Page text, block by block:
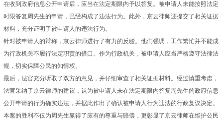
在收到政府信息公开申请后，应当在法定期限内予以答复。被申请人未能按照法定
时限答复周先生的申请，已经构成了违法行为。此外，京云律师还提交了相关证据
材料，充分证明了被申请人的违法行为。
针对被申请人的辩称，京云律师进行了有力的反驳。他们强调，工作繁忙并不能成
为行政机关不履行法定职责的借口。作为行政机关，被申请人应当严格遵守法律法
规，切实保障公民的知情权。
最后，法官充分听取了双方的意见，并仔细审查了相关证据材料。经过慎重考虑，
法官采纳了京云律师的建议，认为被申请人未在法定期限内答复周先生的政府信息
公开申请的行为确实违法，并据此作出了确认被申请人行为违法的行政复议决定。
本案的胜利不仅为周先生赢得了应有的尊重与赔偿，更彰显了京云律师在维护公民